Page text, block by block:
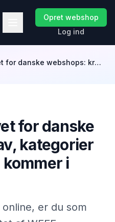
Opret webshop
Log ind
WEEE-direktivet for danske webshops: krav, kategorier og hvordan du kommer i gang
for danske
kategorier
i
er du som